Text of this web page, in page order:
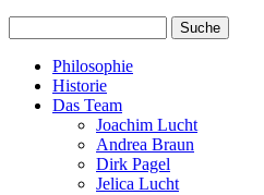
Philosophie
Historie
Das Team
Joachim Lucht
Andrea Braun
Dirk Pagel
Jelica Lucht